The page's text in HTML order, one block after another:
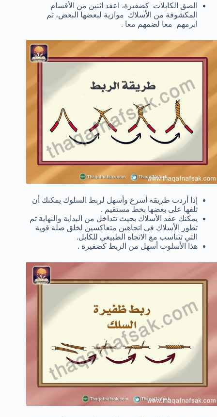
الصق الكابلات كضفيرة، ا عقد اثنين من الأقسام
المكشوفة من الأسلاك موازية لبعضها البعض، ثم
ابرمهم
معا لضمهم معا .
إذا أردت طريقة أسرع وأسهل لربط السلوك يمكنك أن
تلفها على بعضها بخط مستقيم .
يمكنك عقد الأسلاك بحيث تتداخل من البداية والنهاية ثم
تطور الأسلاك في اتجاهين متعاكسين لخلق صلة قوية
التي تتناسب مع الاتجاه الطبيعي للكابل.
هذا الأسلوب أسهل من الربط كضفيرة .